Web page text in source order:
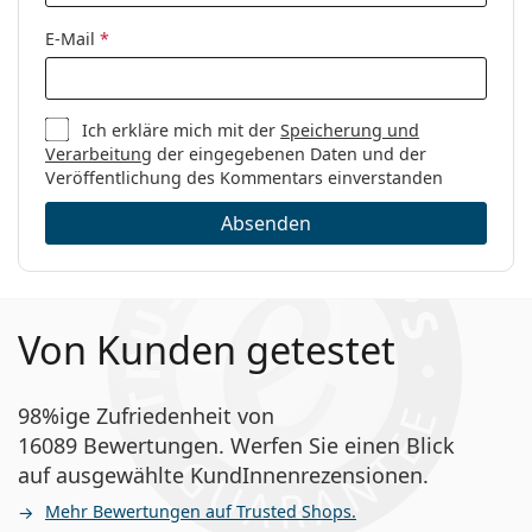
Wie lange kann man Clariti 1 day Toric tragen?
Was ist der Unterschied zwischen einer 30er-
Packung und einer 90er-Packung Clariti 1 day
1-DAY Acuvue Moist for Astigmatism
Precision1 for Astigmatism
Verwandte Artikel aus unserem
Linsen in der Packung:
30
Gewicht:
87 g
Weiteres
Kategorie:
Tageslinsen
Torische Linsen
Silikon-Hydrogel-Linsen
asphärische Linsen
E-Mail *
Ich erkläre mich mit derSpeicherung und
Verarbeitung der eingegebenen Daten und der
Veröffentlichung des Kommentars einverstanden
Absenden
Von Kunden getestet
98%ige Zufriedenheit von
16089 Bewertungen. Werfen Sie einen Blick
auf ausgewählte KundInnenrezensionen.
Mehr Bewertungen auf Trusted Shops.